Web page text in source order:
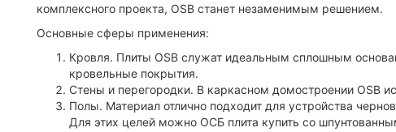
комплексного проекта, OSB станет незаменимым решением.
Основные сферы применения:
Кровля. Плиты OSB служат идеальным сплошным
кровельные покрытия.
Стены и перегородки. В каркасном домостроении OSB
Полы. Материал отлично подходит для устройства
Для этих целей можно ОСБ плита купить со